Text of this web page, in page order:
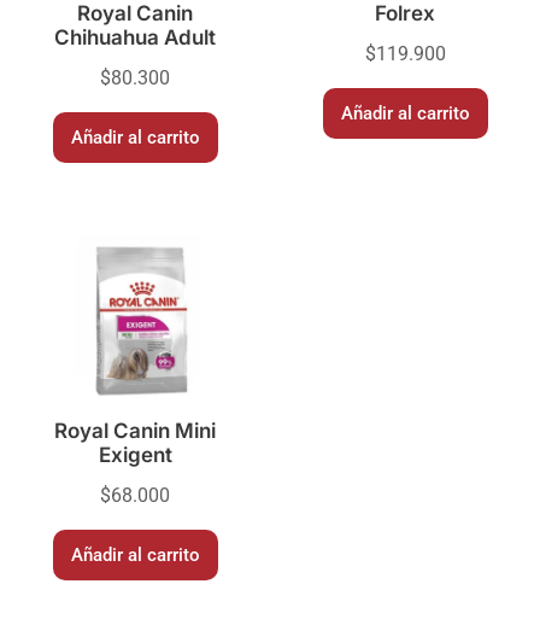
Royal Canin
Chihuahua Adult
$80.300
Añadir al carrito
Folrex
$119.900
Añadir al carrito
Royal Canin Mini
Exigent
$68.000
Añadir al carrito